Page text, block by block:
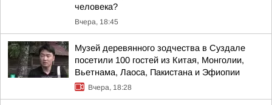
человека?
Вчера, 18:45
Музей деревянного зодчества в Суздале
посетили 100 гостей из Китая, Монголии,
Вьетнама, Лаоса, Пакистана и Эфиопии
Вчера, 18:28